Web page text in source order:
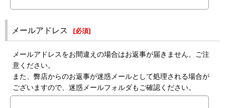
メールアドレス [必須]
メールアドレスをお間違えの場合はお返事が届きません。ご注
意ください。
また、弊店からのお返事が迷惑メールとして処理される場合が
ございますので、迷惑メールフォルダもご確認ください。